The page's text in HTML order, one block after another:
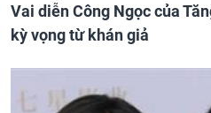
Vai diễn Công Ngọc của
kỳ vọng từ khán giả